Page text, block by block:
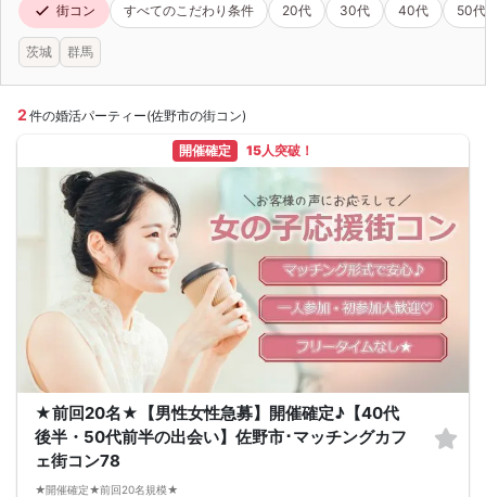
街コン すべてのこだわり条件 20代 30代 40代 50代
茨城 群馬
2 件の婚活パーティー(佐野市の街コン)
開催確定 15人突破！
★前回20名★【男性女性急募】開催確定♪【40代
後半・50代前半の出会い】佐野市･マッチングカフ
ェ街コン78
★開催確定★前回20名規模★